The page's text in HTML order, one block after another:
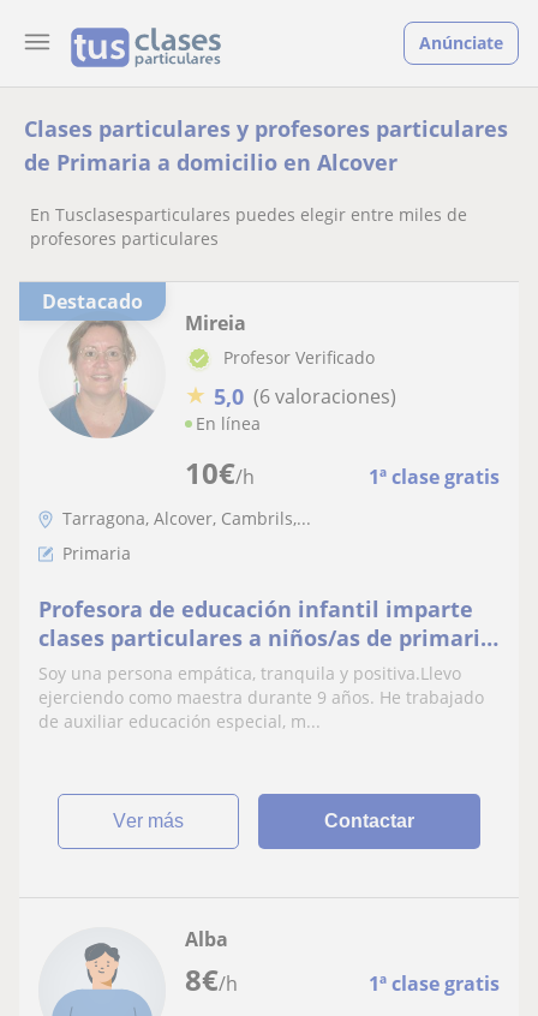
Anúnciate
Clases particulares y profesores particulares
de Primaria a domicilio en Alcover
En Tusclasesparticulares puedes elegir entre miles de
profesores particulares
Destacado
10€/h 1ª clase gratis
Mireia
Profesor Verificado
★ 5,0 (6 valoraciones)
En línea
Tarragona, Alcover, Cambrils,...
Primaria
Profesora de educación infantil imparte
clases particulares a niños/as de primaria
y secundaria
Soy una persona empática, tranquila y positiva.Llevo
ejerciendo como maestra durante 9 años. He trabajado
de auxiliar educación especial, m...
ver más Contactar
8€/h 1ª clase gratis
Alba